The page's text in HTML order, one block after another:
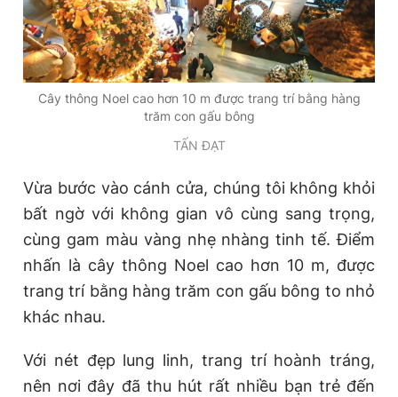
Tổng biên tập: Nguyễn Ngọc Toàn
Phó tổng biên tập thường trực: Hải Thành
Phó tổng biên tập: Lâm Hiếu Dũng
Phó tổng biên tập: Trần Việt Hưng
Tổng thư ký tòa soạn: Đức Trung
Giấy phép xuất bản số 110/GP - BTTTT cấp ngày 24.3.2020
chép dưới mọi hình thức nếu không có sự chấp thuận bằng văn
Cây thông Noel cao hơn 10 m được trang trí bằng hàng
trăm con gấu bông
TẤN ĐẠT
Vừa bước vào cánh cửa, chúng tôi không khỏi
bất ngờ với không gian vô cùng sang trọng,
cùng gam màu vàng nhẹ nhàng tinh tế. Điểm
nhấn là cây thông Noel cao hơn 10 m, được
trang trí bằng hàng trăm con gấu bông to nhỏ
khác nhau.
Với nét đẹp lung linh, trang trí hoành tráng,
nên nơi đây đã thu hút rất nhiều bạn trẻ đến